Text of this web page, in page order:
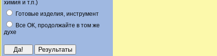
химия и т.п.)
Готовые изделия, инструмент
Все ОК, продолжайте в том же
духе